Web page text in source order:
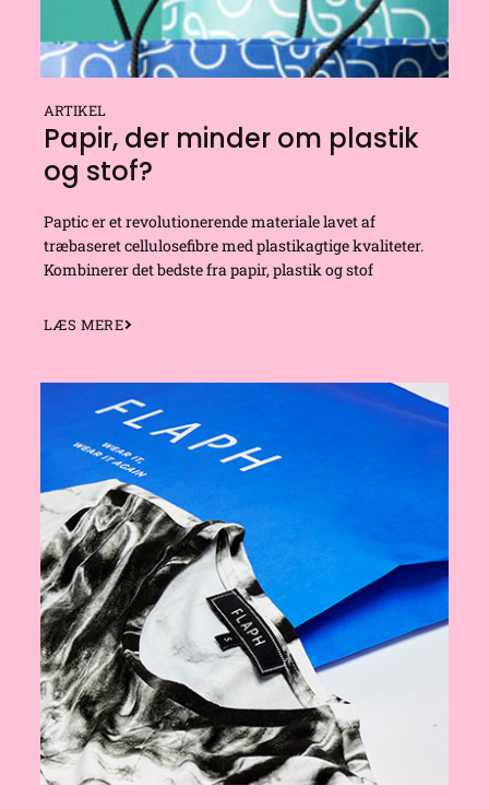
ARTIKEL
Papir, der minder om plastik
og stof?
Paptic er et revolutionerende materiale lavet af
træbaseret cellulosefibre med plastikagtige kvaliteter.
Kombinerer det bedste fra papir, plastik og stof
LÆS MERE